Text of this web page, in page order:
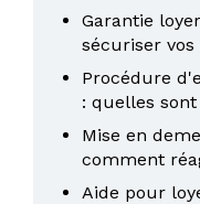
Garantie
sécuriser
Procédure
: quelles
Mise en
comment
Aide pour